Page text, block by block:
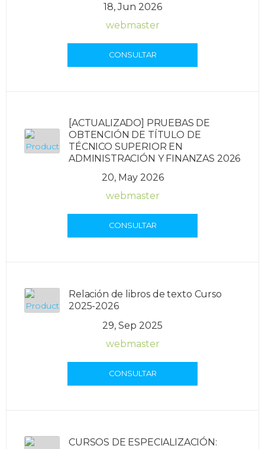
18, Jun 2026
webmaster
CONSULTAR
[ACTUALIZADO] PRUEBAS DE
OBTENCIÓN DE TÍTULO DE
TÉCNICO SUPERIOR EN
ADMINISTRACIÓN Y FINANZAS 2026
20, May 2026
webmaster
CONSULTAR
Relación de libros de texto Curso
2025-2026
29, Sep 2025
webmaster
CONSULTAR
CURSOS DE ESPECIALIZACIÓN: